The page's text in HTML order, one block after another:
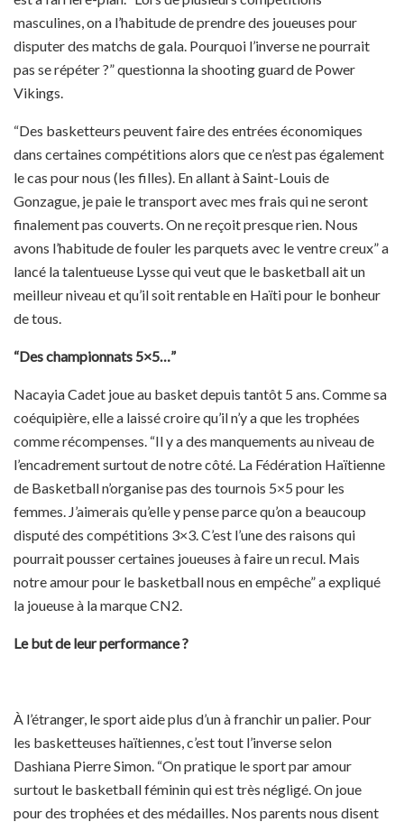
masculines, on a l’habitude de prendre des joueuses pour
disputer des matchs de gala. Pourquoi l’inverse ne pourrait
pas se répéter ?” questionna la shooting guard de Power
Vikings.
“Des basketteurs peuvent faire des entrées économiques
dans certaines compétitions alors que ce n’est pas également
le cas pour nous (les filles). En allant à Saint-Louis de
Gonzague, je paie le transport avec mes frais qui ne seront
finalement pas couverts. On ne reçoit presque rien. Nous
avons l’habitude de fouler les parquets avec le ventre creux” a
lancé la talentueuse Lysse qui veut que le basketball ait un
meilleur niveau et qu’il soit rentable en Haïti pour le bonheur
de tous.
“Des championnats 5×5…”
Nacayia Cadet joue au basket depuis tantôt 5 ans. Comme sa
coéquipière, elle a laissé croire qu’il n’y a que les trophées
comme récompenses. “Il y a des manquements au niveau de
l’encadrement surtout de notre côté. La Fédération Haïtienne
de Basketball n’organise pas des tournois 5×5 pour les
femmes. J’aimerais qu’elle y pense parce qu’on a beaucoup
disputé des compétitions 3×3. C’est l’une des raisons qui
pourrait pousser certaines joueuses à faire un recul. Mais
notre amour pour le basketball nous en empêche” a expliqué
la joueuse à la marque CN2.
Le but de leur performance ?
À l’étranger, le sport aide plus d’un à franchir un palier. Pour
les basketteuses haïtiennes, c’est tout l’inverse selon
Dashiana Pierre Simon. “On pratique le sport par amour
surtout le basketball féminin qui est très négligé. On joue
pour des trophées et des médailles. Nos parents nous disent